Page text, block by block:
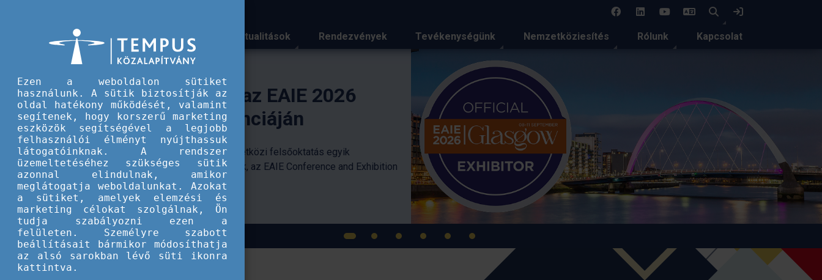
EN Keresés
Aktualitások Rendezvények Tevékenységünk Nemzetköziesítés Rólunk Kapcsolat
A Tempus közalapítvány kiemelt hírei
Magyar delegáció az EAIE 2026
glasgow-i konferenciáján
2026-ban Glasgow ad otthont a nemzetközi felsőoktatás egyik
legjelentősebb szakmai eseményének, az EAIE Conference and Exhibition
rendezvénynek.
Ezen a weboldalon sütiket
használunk. A sütik biztosítják az
oldal hatékony működését, valamint
segítenek, hogy korszerű marketing
eszközök segítségével a legjobb
felhasználói élményt nyújthassuk
látogatóinknak. A rendszer
üzemeltetéséhez szükséges sütik
azonnal elindulnak, amikor
meglátogatja weboldalunkat. Azokat
a sütiket, amelyek elemzési és
marketing célokat szolgálnak, Ön
tudja szabályozni ezen a
felületen. Személyre szabott
beállításait bármikor módosíthatja
az alsó sarokban lévő süti ikonra
kattintva.